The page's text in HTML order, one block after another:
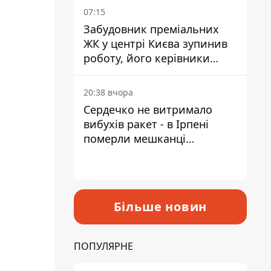
07:15
Забудовник преміальних
ЖК у центрі Києва зупинив
роботу, його керівники
втекли з України - Bihus.info
20:38 вчора
Сердечко не витримало
вибухів ракет - в Ірпені
померли мешканці
Більше новин
ПОПУЛЯРНЕ